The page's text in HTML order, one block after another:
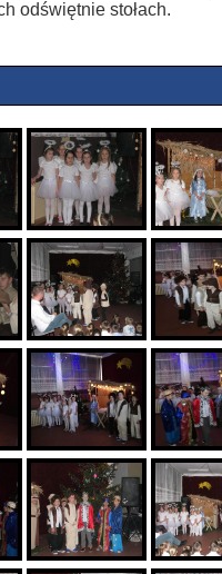
odświętnie stołach.